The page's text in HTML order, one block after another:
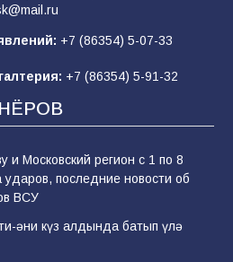
последнего: герой
+7 (86354) 5-07-33
+7 (86354) 5-91-32
и Московский регион с 1 по 8
ударов, последние новости об
ВСУ
әни күз алдында батып үлә